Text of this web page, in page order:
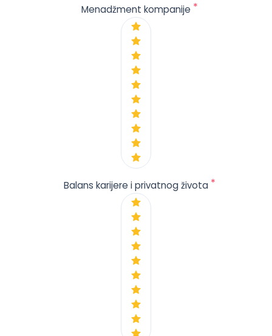
Menadžment kompanije *
Balans karijere i privatnog života *